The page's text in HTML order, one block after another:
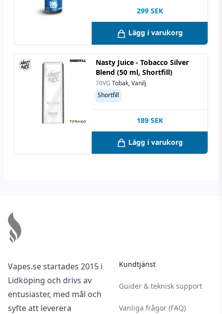
299 SEK
Lägg i varukorg
Nasty Juice - Tobacco Silver
Blend (50 ml, Shortfill)
70VG Tobak, Vanilj
Shortfill
189 SEK
Lägg i varukorg
Vapes.se startades 2015 i
Lidköping och drivs av
entusiaster, med mål och
syfte att leverera
Kundtjänst
Guider & teknisk support
Vanliga frågor (FAQ)